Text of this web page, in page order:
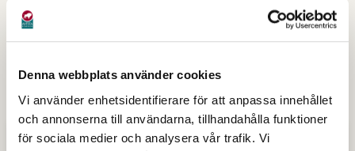
Denna webbplats använder cookies
Vi använder enhetsidentifierare för att anpassa innehållet
och annonserna till användarna, tillhandahålla funktioner
för sociala medier och analysera vår trafik. Vi
brandskyddsarbete.
Här nedan finns ett antal blanketter och ansökningar
Ansökningar och blanketter